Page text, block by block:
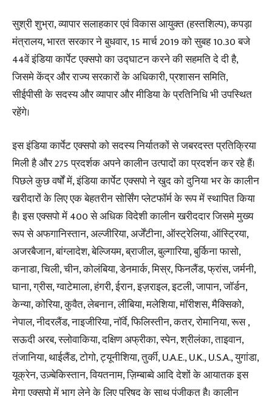
सुश्री शुभ्रा, व्यापार सलाहकार एवं विकास आयुक्त (हस्तशिल्प), कपड़ा
मंत्रालय, भारत सरकार ने बुधवार, 15 मार्च 2019 को सुबह 10.30 बजे
44वें इंडिया कार्पेट एक्सपो का उद्घाटन करने की सहमति दे दी है,
जिसमे केंद्र और राज्य सरकारों के अधिकारी, प्रशासन समिति,
सीईपीसी के सदस्य और व्यापार और मीडिया के प्रतिनिधि भी उपस्थित
रहेंगे।
इस इंडिया कार्पेट एक्सपो को सदस्य निर्यातकों से जबरदस्त प्रतिक्रिया
मिली है और 275 प्रदर्शक अपने कालीन उत्पादों का प्रदर्शन कर रहे हैं।
पिछले कुछ वर्षों में, इंडिया कार्पेट एक्सपो ने खुद को दुनिया भर के कालीन
खरीदारों के लिए एक बेहतरीन सोर्सिंग प्लेटफॉर्म के रूप में स्थापित किया
है। इस एक्सपो में 400 से अधिक विदेशी कालीन खरीददार जिसमे मुख्य
रूप से अफगानिस्तान, अल्जीरिया, अर्जेंटीना, ऑस्ट्रेलिया, ऑस्ट्रिया,
अजरबैजान, बांग्लादेश, बेल्जियम, ब्राजील, बुल्गारिया, बुर्किना फासो,
कनाडा, चिली, चीन, कोलंबिया, डेनमार्क, मिस्र, फिनलैंड, फ्रांस, जर्मनी,
घाना, ग्रीस, ग्वाटेमाला, हंगरी, ईरान, इज़राइल, इटली, जापान, जॉर्डन,
केन्या, कोरिया, कुवैत, लेबनान, लीबिया, मलेशिया, मॉरीशस, मैक्सिको,
नेपाल, नीदरलैंड, नाइजीरिया, नॉर्वे, फिलिस्तीन, कतर, रोमानिया, रूस ,
सऊदी अरब, स्लोवाकिया, दक्षिण अफ्रीका, स्पेन, श्रीलंका, ताइवान,
तंजानिया, थाईलैंड, टोगो, ट्यूनीशिया, तुर्की, U.A.E., U.K., U.S.A., युगांडा,
यूक्रेन, उज़्बेकिस्तान, वियतनाम, ज़िम्बाब्वे आदि देशों के आयातक इस